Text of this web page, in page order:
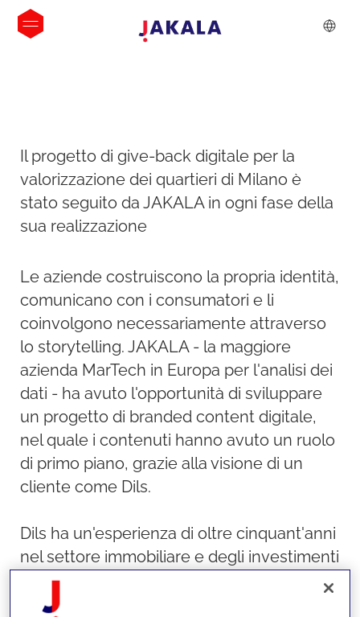
Il progetto di give-back digitale per la
valorizzazione dei quartieri di Milano è
stato seguito da JAKALA in ogni fase della
sua realizzazione
Le aziende costruiscono la propria identità,
comunicano con i consumatori e li
coinvolgono necessariamente attraverso
lo storytelling. JAKALA - la maggiore
azienda MarTech in Europa per l'analisi dei
dati - ha avuto l'opportunità di sviluppare
un progetto di branded content digitale,
nel quale i contenuti hanno avuto un ruolo
di primo piano, grazie alla visione di un
cliente come Dils.
Dils ha un'esperienza di oltre cinquant'anni
nel settore immobiliare e degli investimenti
immobiliari nelle principali città italiane ed
europee e vanta un approccio unico e